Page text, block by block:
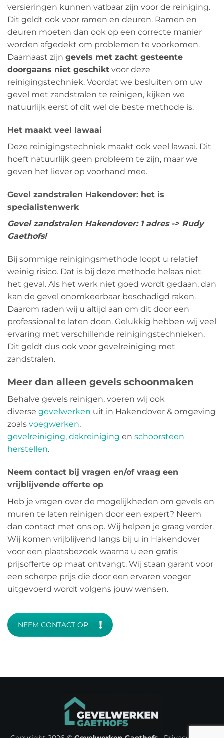
versieringen kunnen vatbaar zijn voor de reiniging.
Dit geldt ook voor ramen en deuren. Ramen en
deuren moeten dan ook op een correcte manier
worden afgedekt om problemen te voorkomen.
Daarnaast zijn gevels met zacht gesteente
doorgaans niet geschikt voor deze
reinigingstechniek. Voordat we besluiten om uw
gevel met zandstralen te reinigen, kijken we
natuurlijk eerst of dit wel de beste methode is.
Het maakt veel lawaai
Deze reinigingstechniek maakt ook veel lawaai. Dit
hoeft natuurlijk geen probleem te zijn, maar we
geven het liever op voorhand mee.
Gevel zandstralen Hakendover: het is
specialistenwerk
Gevel zandstralen Hakendover: 1 adres -> Rudy
Gaethofs!
Bij sommige reinigingsmethode loopt u relatief
weinig risico. Dat is bij deze methode helaas niet
het geval. Als het werk niet goed wordt gedaan, dan
kan de gevel onomkeerbaar beschadigd raken.
Daarom raden wij u altijd aan om dit door een
professional te laten doen. Gelukkig hebben wij veel
ervaring met verschillende reinigingstechnieken.
Dit geldt dus ook voor gevelreiniging met
zandstralen.
Meer dan alleen gevels schoonmaken
Behalve gevels reinigen, voeren wij ook
diverse gevelwerken uit in Hakendover & omgeving
zoals voegwerken,
gevelreiniging, dakreiniging en schoorsteen
herstellen.
Neem contact bij vragen en/of vraag een
vrijblijvende offerte op
Heb je vragen over de mogelijkheden om gevels en
muren te laten reinigen door een expert? Neem
dan contact met ons op. Wij helpen je graag verder.
Wij komen vrijblijvend langs bij u in Hakendover
voor een plaatsbezoek waarna u een gratis
prijsofferte op maat ontvangt. Wij staan garant voor
een scherpe prijs die door een ervaren voeger
uitgevoerd wordt volgens jouw wensen.
NEEM CONTACT OP